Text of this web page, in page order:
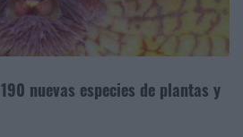
nuevas especies de plantas y